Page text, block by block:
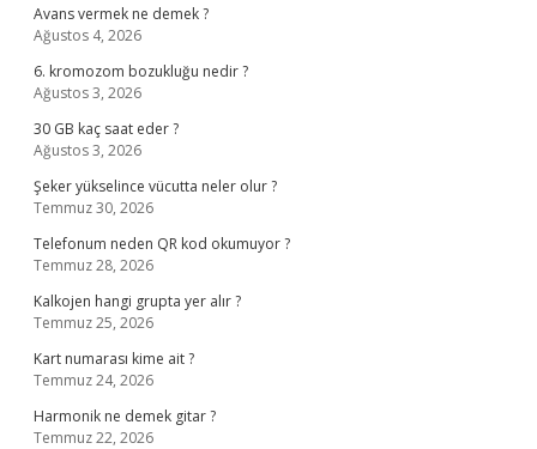
Avans vermek ne demek ?
Ağustos 4, 2026
6. kromozom bozukluğu nedir ?
Ağustos 3, 2026
30 GB kaç saat eder ?
Ağustos 3, 2026
Şeker yükselince vücutta neler olur ?
Temmuz 30, 2026
Telefonum neden QR kod okumuyor ?
Temmuz 28, 2026
Kalkojen hangi grupta yer alır ?
Temmuz 25, 2026
Kart numarası kime ait ?
Temmuz 24, 2026
Harmonik ne demek gitar ?
Temmuz 22, 2026